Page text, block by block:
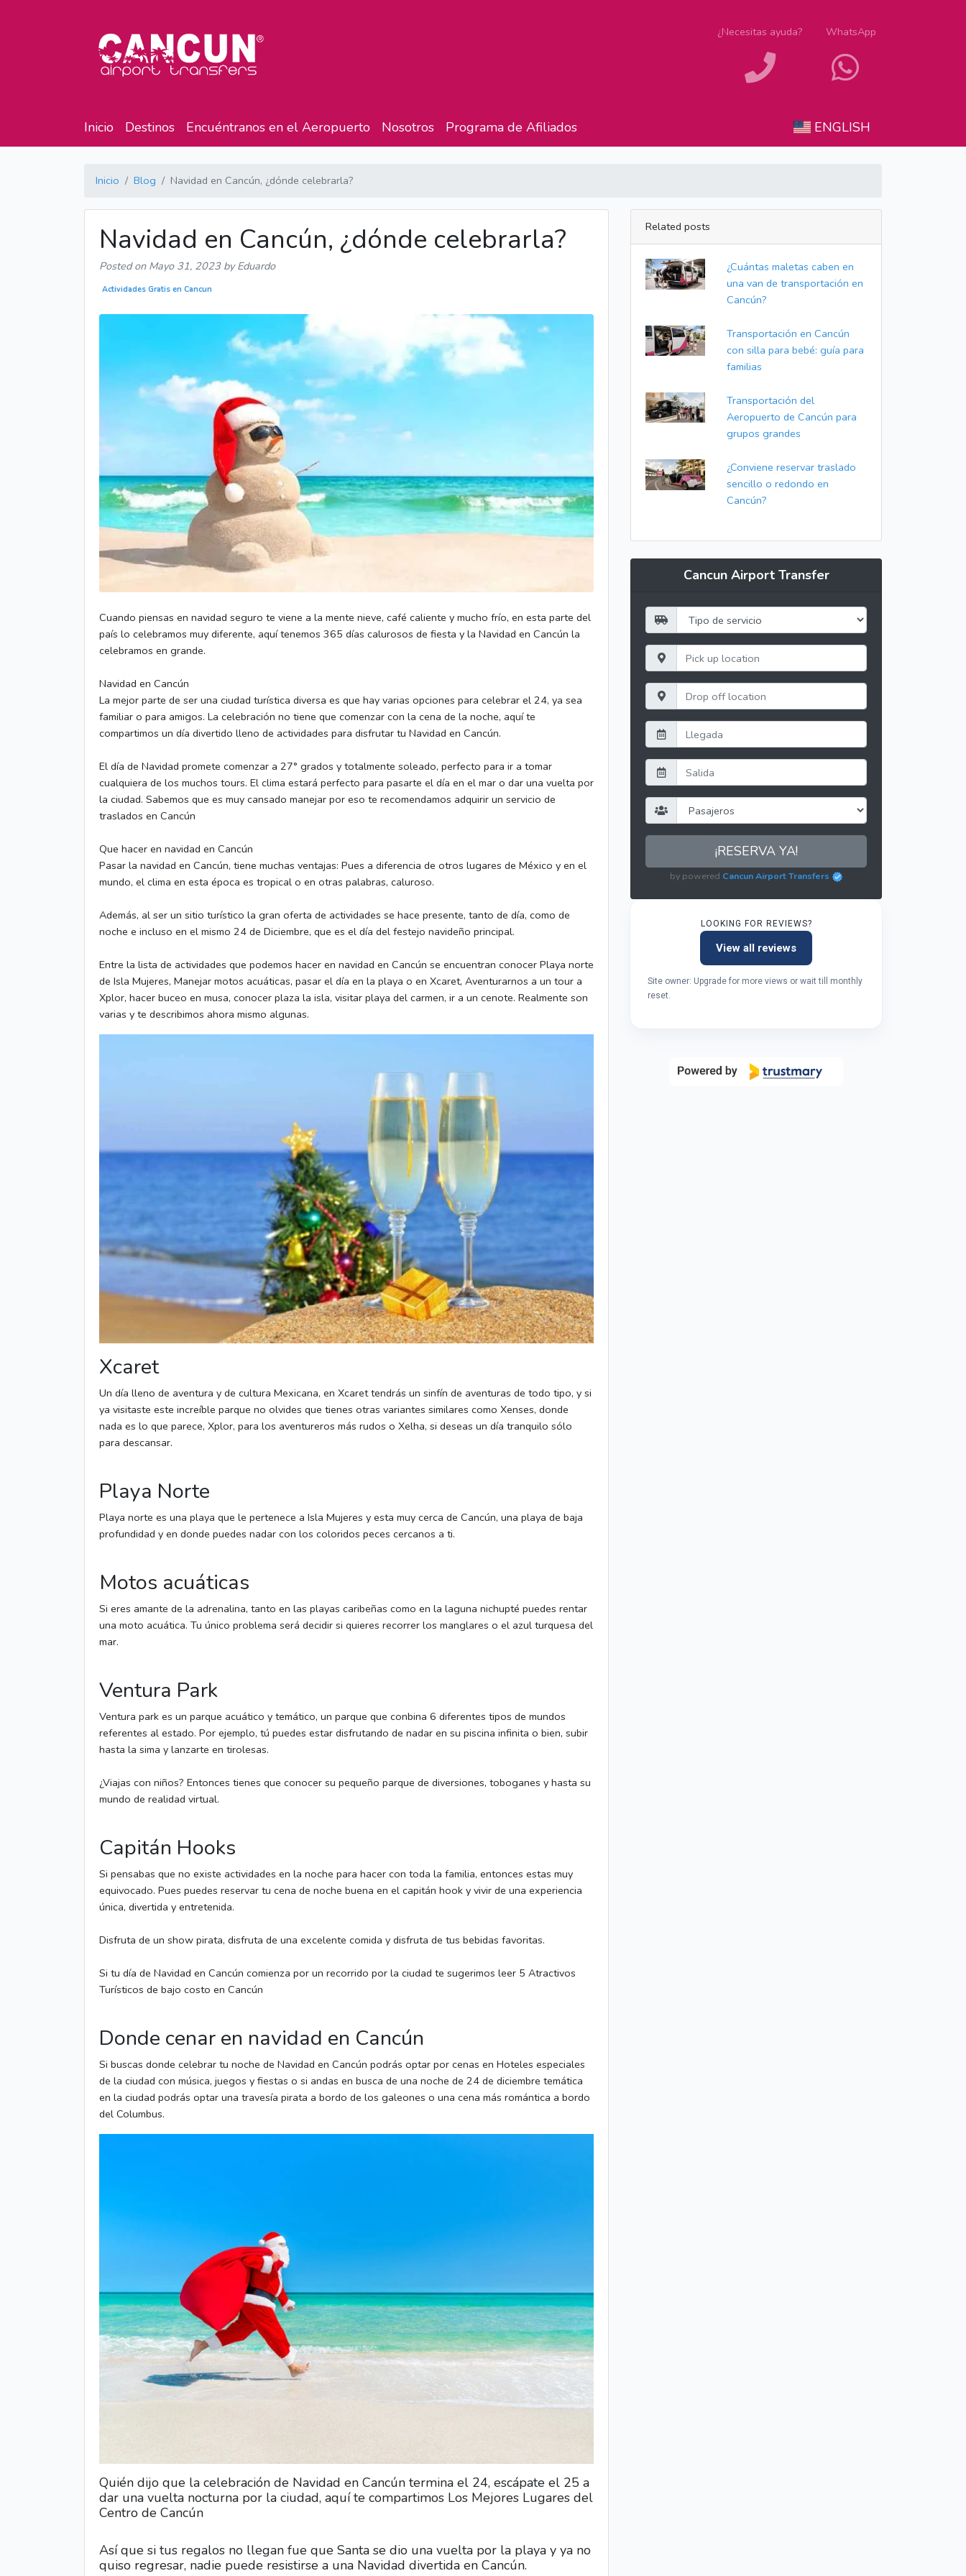
¿Necesitas ayuda? WhatsApp
Inicio Destinos Encuéntranos en el Aeropuerto Nosotros Programa de Afiliados ENGLISH
Inicio Blog Navidad en Cancún, ¿dónde celebrarla?
Navidad en Cancún, ¿dónde celebrarla?
Posted on Mayo 31, 2023by Eduardo
Actividades Gratis en Cancun
Cuando piensas en navidad seguro te viene a la mente nieve, café caliente y mucho frío, en esta parte del
país lo celebramos muy diferente, aquí tenemos 365 días calurosos de fiesta y la Navidad en Cancún la
celebramos en grande.
Navidad en Cancún
La mejor parte de ser una ciudad turística diversa es que hay varias opciones para celebrar el 24, ya sea
familiar o para amigos. La celebración no tiene que comenzar con la cena de la noche, aquí te
compartimos un día divertido lleno de actividades para disfrutar tu Navidad en Cancún.
El día de Navidad promete comenzar a 27° grados y totalmente soleado, perfecto para ir a tomar
cualquiera de los muchos tours. El clima estará perfecto para pasarte el día en el mar o dar una vuelta por
la ciudad. Sabemos que es muy cansado manejar por eso te recomendamos adquirir un servicio de
traslados en Cancún
Que hacer en navidad en Cancún
Pasar la navidad en Cancún, tiene muchas ventajas: Pues a diferencia de otros lugares de México y en el
mundo, el clima en esta época es tropical o en otras palabras, caluroso.
Además, al ser un sitio turístico la gran oferta de actividades se hace presente, tanto de día, como de
noche e incluso en el mismo 24 de Diciembre, que es el día del festejo navideño principal.
Entre la lista de actividades que podemos hacer en navidad en Cancún se encuentran conocer Playa norte
de Isla Mujeres, Manejar motos acuáticas, pasar el día en la playa o en Xcaret, Aventurarnos a un tour a
Xplor, hacer buceo en musa, conocer plaza la isla, visitar playa del carmen, ir a un cenote. Realmente son
varias y te describimos ahora mismo algunas.
Xcaret
Un día lleno de aventura y de cultura Mexicana, en Xcaret tendrás un sinfín de aventuras de todo tipo, y si
ya visitaste este increíble parque no olvides que tienes otras variantes similares como Xenses, donde
nada es lo que parece, Xplor, para los aventureros más rudos o Xelha, si deseas un día tranquilo sólo
para descansar.
Playa Norte
Playa norte es una playa que le pertenece a Isla Mujeres y esta muy cerca de Cancún, una playa de baja
profundidad y en donde puedes nadar con los coloridos peces cercanos a ti.
Motos acuáticas
Si eres amante de la adrenalina, tanto en las playas caribeñas como en la laguna nichupté puedes rentar
una moto acuática. Tu único problema será decidir si quieres recorrer los manglares o el azul turquesa del
mar.
Ventura Park
Ventura park es un parque acuático y temático, un parque que conbina 6 diferentes tipos de mundos
referentes al estado. Por ejemplo, tú puedes estar disfrutando de nadar en su piscina infinita o bien, subir
hasta la sima y lanzarte en tirolesas.
¿Viajas con niños? Entonces tienes que conocer su pequeño parque de diversiones, toboganes y hasta su
mundo de realidad virtual.
Capitán Hooks
Si pensabas que no existe actividades en la noche para hacer con toda la familia, entonces estas muy
equivocado. Pues puedes reservar tu cena de noche buena en el capitán hook y vivir de una experiencia
única, divertida y entretenida.
Disfruta de un show pirata, disfruta de una excelente comida y disfruta de tus bebidas favoritas.
Si tu día de Navidad en Cancún comienza por un recorrido por la ciudad te sugerimos leer 5 Atractivos
Turísticos de bajo costo en Cancún
Donde cenar en navidad en Cancún
Si buscas donde celebrar tu noche de Navidad en Cancún podrás optar por cenas en Hoteles especiales
de la ciudad con música, juegos y fiestas o si andas en busca de una noche de 24 de diciembre temática
en la ciudad podrás optar una travesía pirata a bordo de los galeones o una cena más romántica a bordo
del Columbus.
Quién dijo que la celebración de Navidad en Cancún termina el 24, escápate el 25 a
dar una vuelta nocturna por la ciudad, aquí te compartimos Los Mejores Lugares del
Centro de Cancún
Así que si tus regalos no llegan fue que Santa se dio una vuelta por la playa y ya no
quiso regresar, nadie puede resistirse a una Navidad divertida en Cancún.
Related posts
¿Cuántas maletas caben en
una van de transportación en
Cancún?
Transportación en Cancún
con silla para bebé: guía para
familias
Transportación del
Aeropuerto de Cancún para
grupos grandes
¿Conviene reservar traslado
sencillo o redondo en
Cancún?
Cancun Airport Transfer
¡RESERVA YA!
by powered Cancun Airport Transfers
LOOKING FOR REVIEWS?
View all reviews
Site owner: Upgrade for more views or wait till monthly
reset.